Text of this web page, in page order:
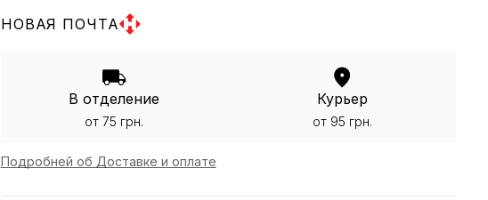
НОВАЯ ПОЧТА
В отделение
от 75 грн.
Курьер
от 95 грн.
Подробней об Доставке и оплате